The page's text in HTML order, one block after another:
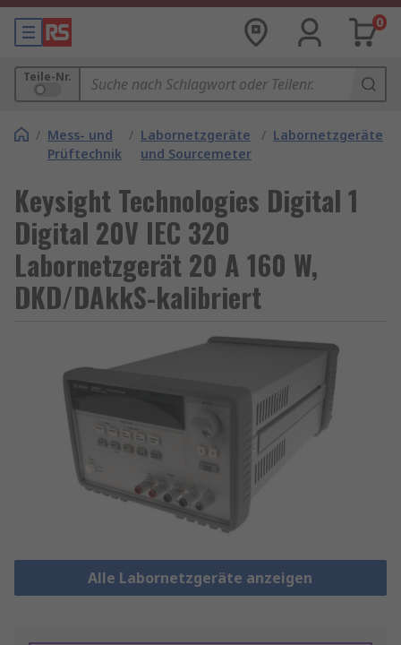
0
Teile-Nr.
/ Mess- und
Prüftechnik
/ Labornetzgeräte
und Sourcemeter
/ Labornetzgeräte
Keysight Technologies Digital 1
Digital 20V IEC 320
Labornetzgerät 20 A 160 W,
DKD/DAkkS-kalibriert
Alle Labornetzgeräte anzeigen